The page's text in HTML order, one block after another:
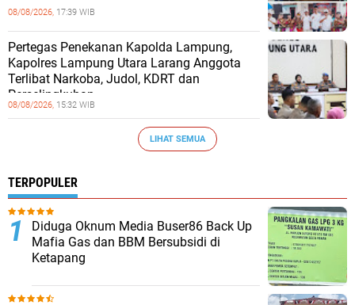
08/08/2026, 17:39 WIB
Pertegas Penekanan Kapolda Lampung,
Kapolres Lampung Utara Larang Anggota
Terlibat Narkoba, Judol, KDRT dan
Perselingkuhan
08/08/2026, 15:32 WIB
LIHAT SEMUA
TERPOPULER
Diduga Oknum Media Buser86 Back Up
Mafia Gas dan BBM Bersubsidi di
Ketapang